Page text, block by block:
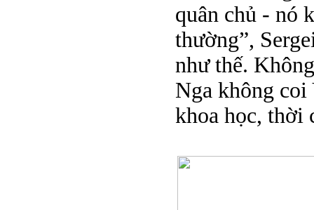
quân chủ - nó
thường”,
như thế.
Nga không
khoa học, thời